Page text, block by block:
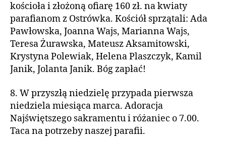
kościoła i złożoną ofiarę 160 zł. na kwiaty
parafianom z Ostrówka. Kościół sprzątali: Ada
Pawłowska, Joanna Wajs, Marianna Wajs,
Teresa Żurawska, Mateusz Aksamitowski,
Krystyna Polewiak, Helena Plaszczyk, Kamil
Janik, Jolanta Janik. Bóg zapłać!
8. W przyszłą niedzielę przypada pierwsza
niedziela miesiąca marca. Adoracja
Najświętszego sakramentu i różaniec o 7.00.
Taca na potrzeby naszej parafii.